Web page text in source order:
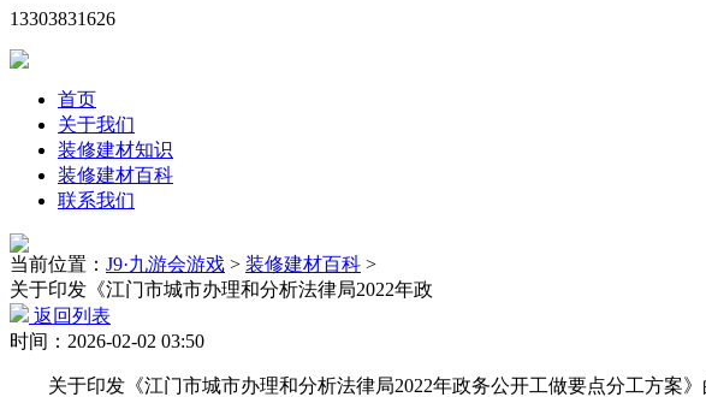
13303831626
首页
关于我们
装修建材知识
装修建材百科
联系我们
当前位置： J9·九游会游戏 > 装修建材百科 >
关于印发《江门市城市办理和分析法律局2022年政
返回列表
时间：2026-02-02 03:50
关于印发《江门市城市办理和分析法律局2022年政务公开工做要点分工方案》